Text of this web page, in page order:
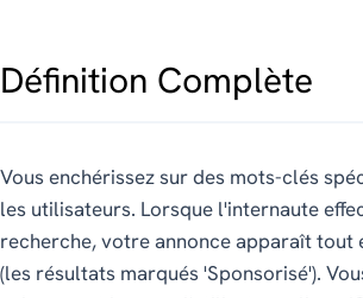
Définition Complète
Vous enchérissez sur des mots-clés
les utilisateurs. Lorsque l'internaute
recherche, votre annonce apparaît tout
(les résultats marqués 'Sponsorisé').